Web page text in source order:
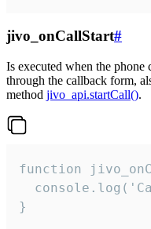
jivo_onCallStart#
Is executed when the phone
through the callback form,
method jivo_api.startCall().
function
}